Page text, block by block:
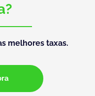
melhores taxas.